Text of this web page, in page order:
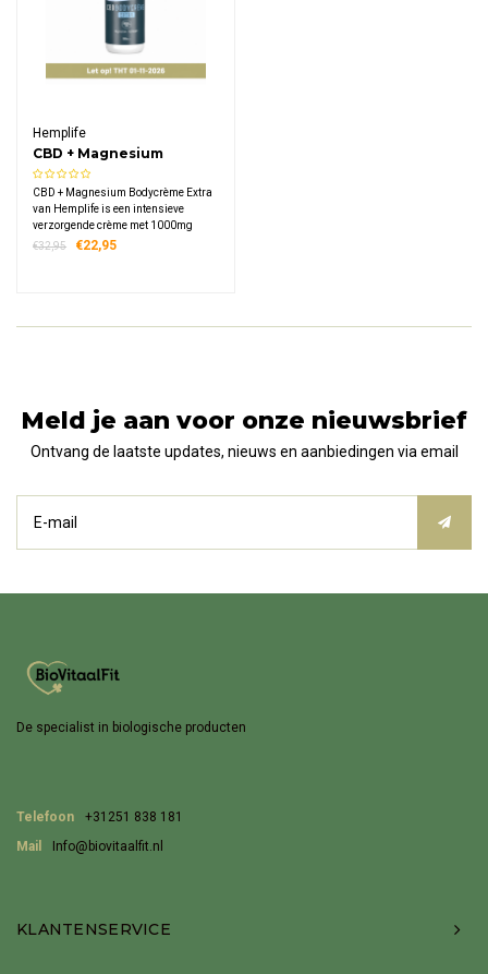
Hemplife
CBD + Magnesium
Bodycrème Extra
1000mg
CBD + Magnesium Bodycrème Extra
van Hemplife is een intensieve
verzorgende crème met 1000mg
CBD, magnesium, OptiMSM en
€32,95 €22,95
Meld je aan voor onze nieuwsbrief
Ontvang de laatste updates, nieuws en aanbiedingen via email
De specialist in biologische producten
Telefoon
+31251 838 181
Mail
Info@biovitaalfit.nl
KLANTENSERVICE